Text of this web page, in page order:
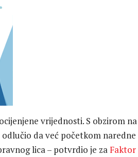
vrijednosti. S obzirom na
da već početkom naredne
lica – potvrdio je zaFaktor